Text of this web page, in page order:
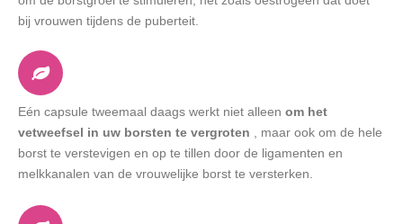
bij vrouwen tijdens de puberteit.
Eén capsule tweemaal daags werkt niet alleen om het
vetweefsel in uw borsten te vergroten , maar ook om de hele
borst te verstevigen en op te tillen door de ligamenten en
melkkanalen van de vrouwelijke borst te versterken.